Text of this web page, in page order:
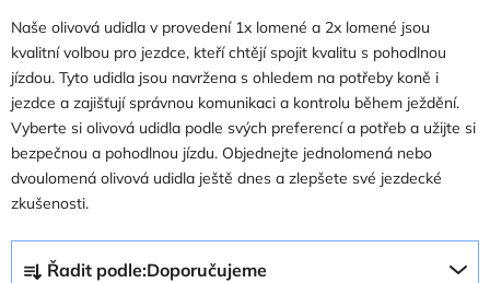
Naše olivová udidla v provedení 1x lomené a 2x lomené jsou
kvalitní volbou pro jezdce, kteří chtějí spojit kvalitu s pohodlnou
jízdou. Tyto udidla jsou navržena s ohledem na potřeby koně i
jezdce a zajišťují správnou komunikaci a kontrolu během ježdění.
Vyberte si olivová udidla podle svých preferencí a potřeb a užijte si
bezpečnou a pohodlnou jízdu. Objednejte jednolomená nebo
dvoulomená olivová udidla ještě dnes a zlepšete své jezdecké
zkušenosti.
Řadit podle:Doporučujeme